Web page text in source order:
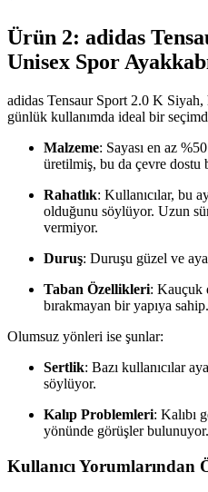
Ürün 2: adidas
Unisex Spor
adidas Tensaur Sport 2.0 K
günlük kullanımda ideal bir
Malzeme: Sayası en az
üretilmiş, bu da çevre dostu
Rahatlık: Kullanıcılar, bu
olduğunu söylüyor. Uzun
vermiyor.
Duruş: Duruşu güzel ve
Taban Özellikleri: Kauçuk
bırakmayan bir yapıya sahip.
Olumsuz yönleri ise şunlar:
Sertlik: Bazı kullanıcılar
söylüyor.
Kalıp Problemleri: Kalıbı
yönünde görüşler bulunuyor.
Kullanıcı Yorumlarından